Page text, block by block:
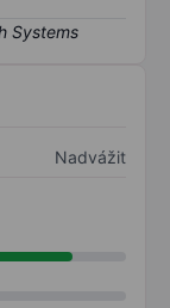
Nadvážit